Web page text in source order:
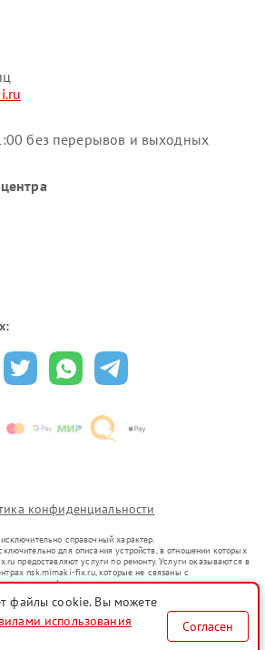
без перерывов и выходных
конфиденциальности
справочный характер.
для описания устройств, в отношении которых
предоставляют услуги по ремонту. Услуги оказываются в
nsk.mimaki-fix.ru, которые не связаны с
или их официальными представителями.
уже введенных в гражданский оборот в соответствии
преследует цели индивидуализации услуг или введения
для информирования о предоставляемых услугах по
файлы cookie. Вы можете
использования
Согласен